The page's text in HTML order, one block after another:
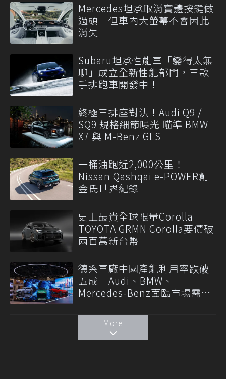
Mercedes坦承取消實體按鍵做
過頭 但車內大螢幕不會因此
消失
Subaru坦承性能車「變得太無
聊」成立全新性能部門，三款
手排跑車開發中！
終極三排座對決！Audi Q9 /
SQ9 規格細節曝光 瞄準 BMW
X7 與 M-Benz GLS
一桶油跑近2,000公里！
Nissan Qashqai e-POWER創
金氏世界紀錄
史上最貴全球限量Corolla
TOYOTA GRMN Corolla要價破
兩百萬新台幣
德系車廠中國產能利用率跌破
五成 Audi、BMW、
Mercedes-Benz面臨市場需求
More